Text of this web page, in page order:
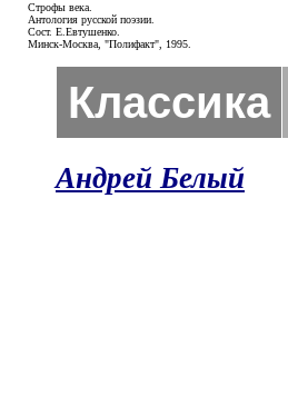
Строфы века.
Антология русской поэзии.
Сост. Е.Евтушенко.
Минск-Москва, "Полифакт", 1995.
Классика
Андрей Белый